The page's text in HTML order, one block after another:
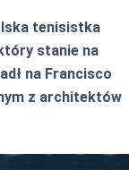
tenisistka
stanie na
na Francisco
z architektów